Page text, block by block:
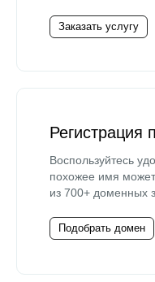
Заказать услугу
Регистрация
Воспользуйтесь
похожее имя
из 700+ доменных
Подобрать домен